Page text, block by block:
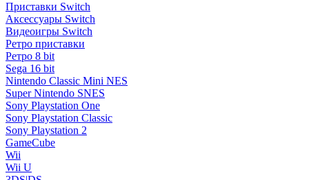
Приставки Switch
Аксессуары Switch
Видеоигры Switch
Ретро приставки
Ретро 8 bit
Sega 16 bit
Nintendo Classic Mini NES
Super Nintendo SNES
Sony Playstation One
Sony Playstation Classic
Sony Playstation 2
GameCube
Wii
Wii U